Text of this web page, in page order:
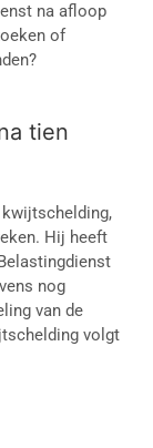
na afloop
of
tien
Hij heeft
nog
van de
volgt